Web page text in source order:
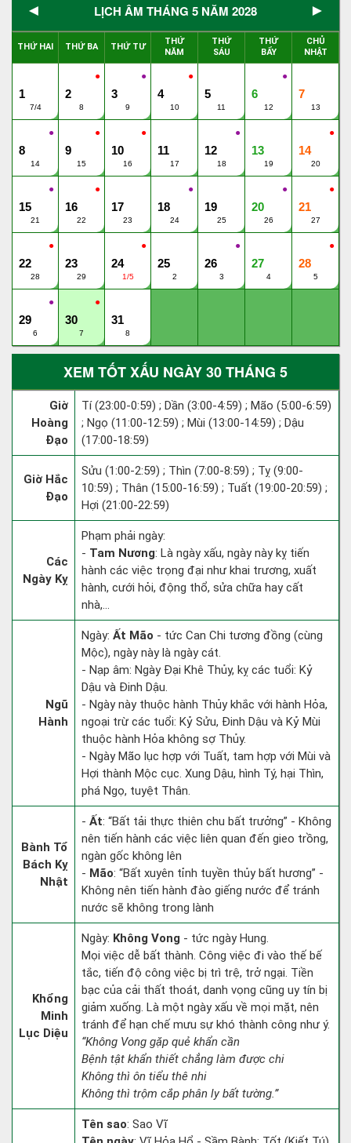
◄ LỊCH ÂM THÁNG 5 NĂM 2028 ►
THỨ HAI THỨ BA THỨ TƯ
THỨ
NĂM
THỨ
SÁU
THỨ
BẨY
CHỦ
NHẬT
1
7/4
●
2
8
●
3
9
●
4
10
5
11
●
6
12
7
13
●
8
14
●
9
15
●
10
16
11
17
●
12
18
13
19
●
14
20
●
15
21
●
16
22
17
23
●
18
24
19
25
●
20
26
●
21
27
●
22
28
23
29
●
24
1/5
25
2
●
26
3
27
4
●
28
5
●
29
6
●
30
7
31
8
XEM TỐT XẤU NGÀY 30 THÁNG 5
Giờ
Hoàng
Đạo
Tí (23:00-0:59) ; Dần (3:00-4:59) ; Mão (5:00-6:59)
; Ngọ (11:00-12:59) ; Mùi (13:00-14:59) ; Dậu
(17:00-18:59)
Giờ Hắc
Đạo
Sửu (1:00-2:59) ; Thìn (7:00-8:59) ; Tỵ (9:00-
10:59) ; Thân (15:00-16:59) ; Tuất (19:00-20:59) ;
Hợi (21:00-22:59)
Các
Ngày Kỵ
Phạm phải ngày:
- Tam Nương: Là ngày xấu, ngày này kỵ tiến
hành các việc trọng đại như khai trương, xuất
hành, cưới hỏi, động thổ, sửa chữa hay cất
nhà,...
Ngũ
Hành
Ngày: Ất Mão - tức Can Chi tương đồng (cùng
Mộc), ngày này là ngày cát.
- Nạp âm: Ngày Đại Khê Thủy, kỵ các tuổi: Kỷ
Dậu và Đinh Dậu.
- Ngày này thuộc hành Thủy khắc với hành Hỏa,
ngoại trừ các tuổi: Kỷ Sửu, Đinh Dậu và Kỷ Mùi
thuộc hành Hỏa không sợ Thủy.
- Ngày Mão lục hợp với Tuất, tam hợp với Mùi và
Hợi thành Mộc cục. Xung Dậu, hình Tý, hại Thìn,
phá Ngọ, tuyệt Thân.
Bành Tổ
Bách Kỵ
Nhật
- Ất: “Bất tải thực thiên chu bất trưởng” - Không
nên tiến hành các việc liên quan đến gieo trồng,
ngàn gốc không lên
- Mão: “Bất xuyên tỉnh tuyền thủy bất hương” -
Không nên tiến hành đào giếng nước để tránh
nước sẽ không trong lành
Khổng
Minh
Lục Diệu
Ngày: Không Vong - tức ngày Hung.
Mọi việc dễ bất thành. Công việc đi vào thế bế
tắc, tiến độ công việc bị trì trệ, trở ngại. Tiền
bạc của cải thất thoát, danh vọng cũng uy tín bị
giảm xuống. Là một ngày xấu về mọi mặt, nên
tránh để hạn chế mưu sự khó thành công như ý.
“Không Vong gặp quẻ khẩn cần
Bệnh tật khẩn thiết chẳng làm được chi
Không thì ôn tiểu thê nhi
Không thì trộm cắp phân ly bất tường.”
Tên sao: Sao Vĩ